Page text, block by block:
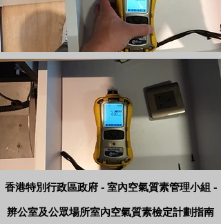
香港特別行政區政府 - 室內空氣質素管理小組 -
辨公室及公眾場所室內空氣質素檢定計劃指南